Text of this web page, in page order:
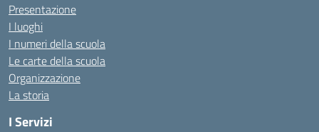
Presentazione
I luoghi
I numeri della scuola
Le carte della scuola
Organizzazione
La storia
I Servizi